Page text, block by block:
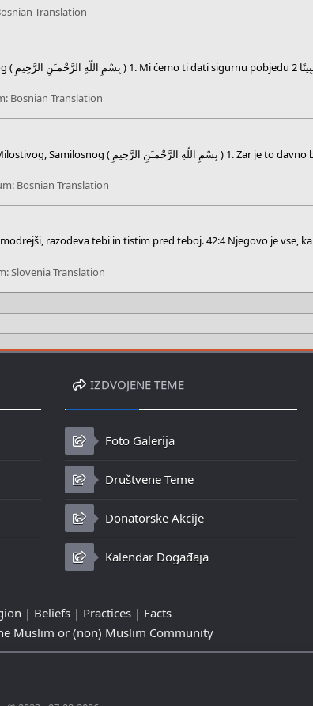
Translation
Bosnian Translation
Bosnian Translation
razodeva tebi in tistim pred teboj. 42:4 Njegovo je vse,
Slovenia Translation
IZDVOJENE TEME
Foto Galerija
Društvene Teme
Donatorske Akcije
Kalendar Događaja
| Beliefs | Practices | Facts
Muslim or (non) Muslim Community